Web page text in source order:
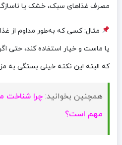
مصرف غذاهای سبک، خشک یا
مثال: کسی که به‌طور مداوم از
یا ماست و خیار استفاده کند، حتی
که البته این نکته خیلی بستگی به
همچنین بخوانید: چرا شناخت
مهم است؟